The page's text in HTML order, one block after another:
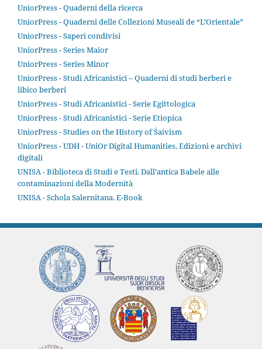
UniorPress - Quaderni della ricerca
UniorPress - Quaderni delle Collezioni Museali de “L’Orientale”
UniorPress - Saperi condivisi
UniorPress - Series Maior
UniorPress - Series Minor
UniorPress - Studi Africanistici – Quaderni di studi berberi e
libico berberi
UniorPress - Studi Africanistici - Serie Egittologica
UniorPress - Studi Africanistici - Serie Etiopica
UniorPress - Studies on the History of Śaivism
UniorPress - UDH - UniOr Digital Humanities. Edizioni e archivi
digitali
UNISA - Biblioteca di Studi e Testi. Dall’antica Babele alle
contaminazioni della Modernità
UNISA - Schola Salernitana. E-Book